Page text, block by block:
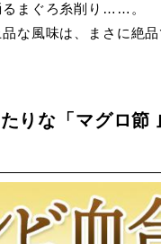
るまぐろ糸削り……。
な風味は、まさに絶品
りな「マグロ節